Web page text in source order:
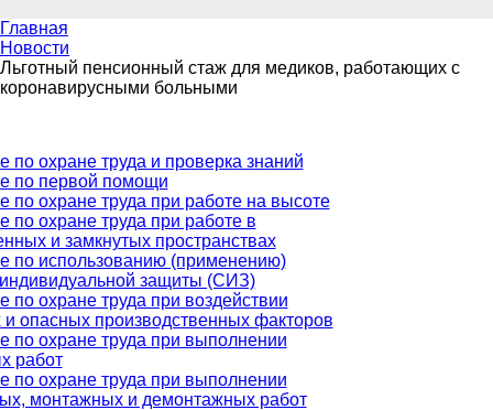
Главная
Новости
Льготный пенсионный стаж для медиков, работающих с
коронавирусными больными
по охране труда и проверка знаний
по первой помощи
по охране труда при работе на высоте
по охране труда при работе в
и замкнутых пространствах
по использованию (применению)
защиты (СИЗ)
по охране труда при воздействии
опасных производственных факторов
по охране труда при выполнении
работ
по охране труда при выполнении
монтажных и демонтажных работ